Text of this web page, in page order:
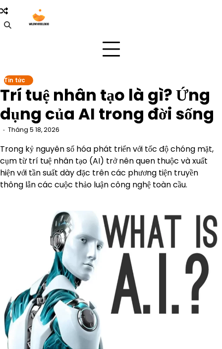
Skip
to
content
Tin tức
Trí tuệ nhân tạo là gì? Ứng
dụng của AI trong đời sống
Tháng 5 18, 2026
Trong kỷ nguyên số hóa phát triển với tốc độ chóng mặt,
cụm từ trí tuệ nhân tạo (AI) trở nên quen thuộc và xuất
hiện với tần suất dày đặc trên các phương tiện truyền
thông lẫn các cuộc thảo luận công nghệ toàn cầu.